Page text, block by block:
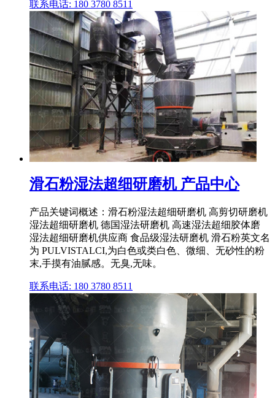
联系电话: 180 3780 8511
滑石粉湿法超细研磨机 产品中心
产品关键词概述：滑石粉湿法超细研磨机 高剪切研磨机
湿法超细研磨机 德国湿法研磨机 高速湿法超细胶体磨
湿法超细研磨机供应商 食品级湿法研磨机 滑石粉英文名
为 PULVISTALCI,为白色或类白色、微细、无砂性的粉
末,手摸有油腻感。无臭,无味。
联系电话: 180 3780 8511